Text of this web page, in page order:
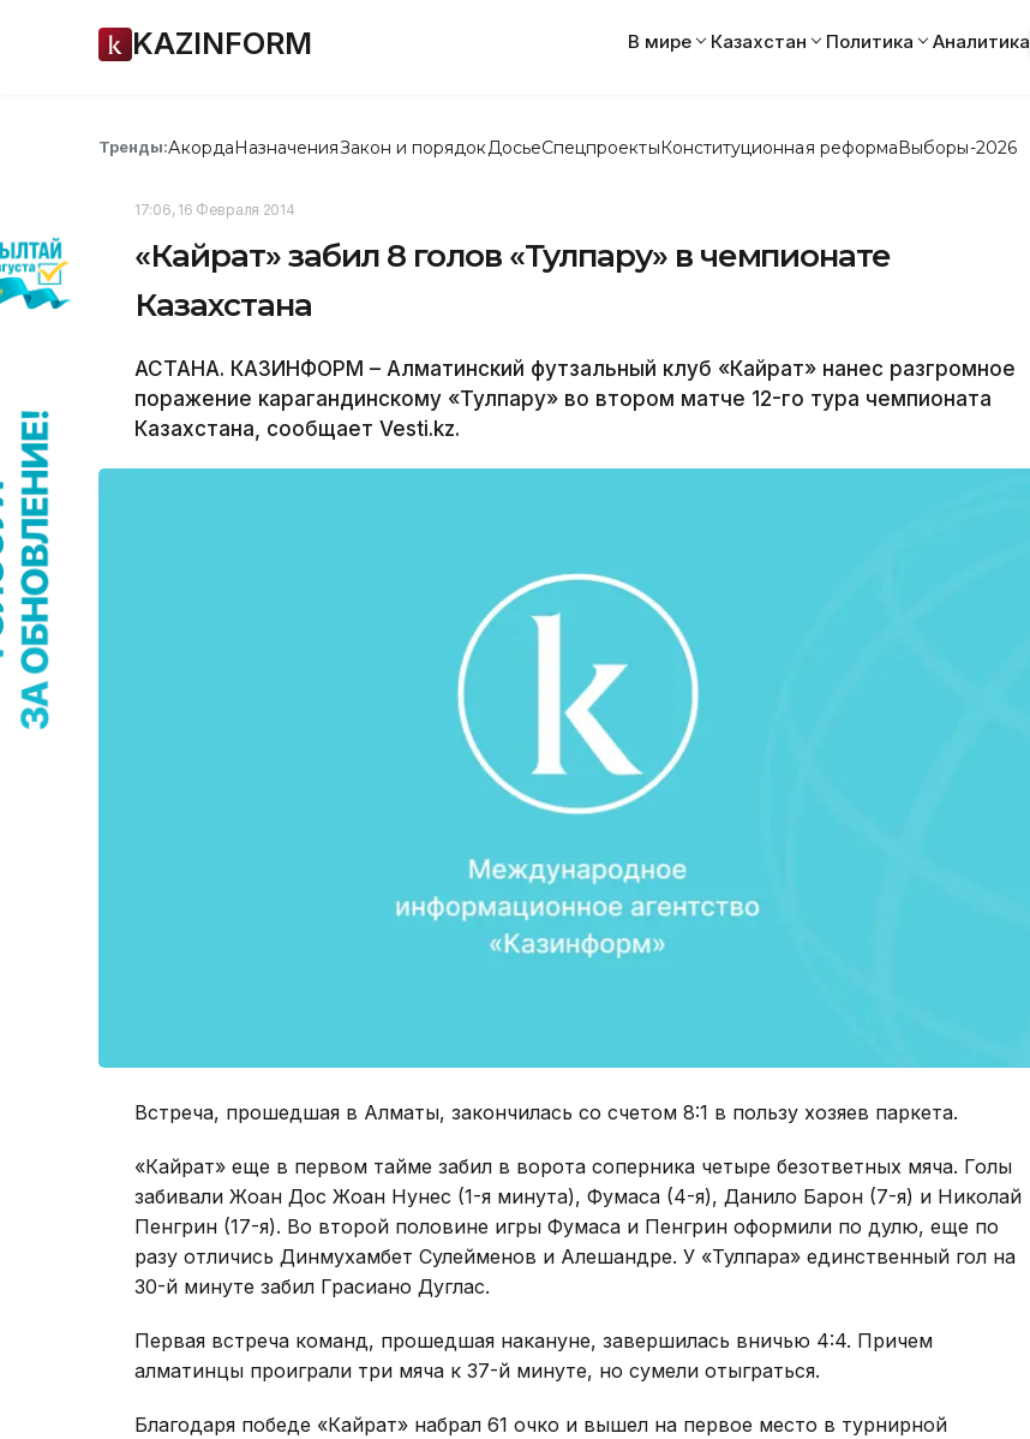
KAZINFORM В мире Казахстан Политика Аналитика
Тренды:АкордаНазначенияЗакон и порядок ДосьеСпецпроектыКонституционная реформаВыборы-2026
17:06, 16 Февраля 2014
«Кайрат» забил 8 голов «Тулпару» в чемпионате
Казахстана
АСТАНА. КАЗИНФОРМ – Алматинский футзальный клуб «Кайрат» нанес разгромное
поражение карагандинскому «Тулпару» во втором матче 12-го тура чемпионата
Казахстана, сообщает Vesti.kz.
Встреча, прошедшая в Алматы, закончилась со счетом 8:1 в пользу хозяев паркета.
«Кайрат» еще в первом тайме забил в ворота соперника четыре безответных мяча. Голы
забивали Жоан Дос Жоан Нунес (1-я минута), Фумаса (4-я), Данило Барон (7-я) и Николай
Пенгрин (17-я). Во второй половине игры Фумаса и Пенгрин оформили по дулю, еще по
разу отличись Динмухамбет Сулейменов и Алешандре. У «Тулпара» единственный гол на
30-й минуте забил Грасиано Дуглас.
Первая встреча команд, прошедшая накануне, завершилась вничью 4:4. Причем
алматинцы проиграли три мяча к 37-й минуте, но сумели отыграться.
Благодаря победе «Кайрат» набрал 61 очко и вышел на первое место в турнирной